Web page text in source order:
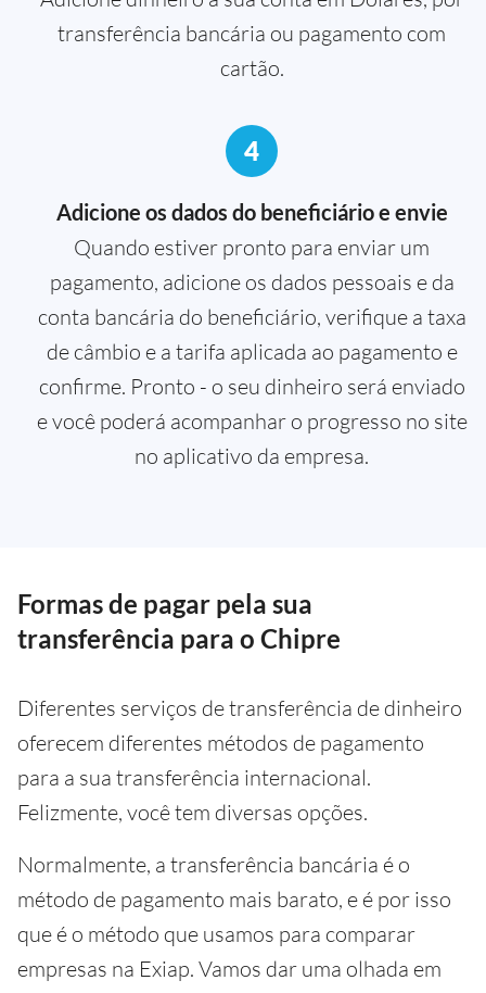
transferência bancária ou pagamento com
cartão.
4
Adicione os dados do beneficiário e envie
Quando estiver pronto para enviar um
pagamento, adicione os dados pessoais e da
conta bancária do beneficiário, verifique a taxa
de câmbio e a tarifa aplicada ao pagamento e
confirme. Pronto - o seu dinheiro será enviado
e você poderá acompanhar o progresso no site
no aplicativo da empresa.
Formas de pagar pela sua
transferência para o Chipre
Diferentes serviços de transferência de dinheiro
oferecem diferentes métodos de pagamento
para a sua transferência internacional.
Felizmente, você tem diversas opções.
Normalmente, a transferência bancária é o
método de pagamento mais barato, e é por isso
que é o método que usamos para comparar
empresas na Exiap. Vamos dar uma olhada em